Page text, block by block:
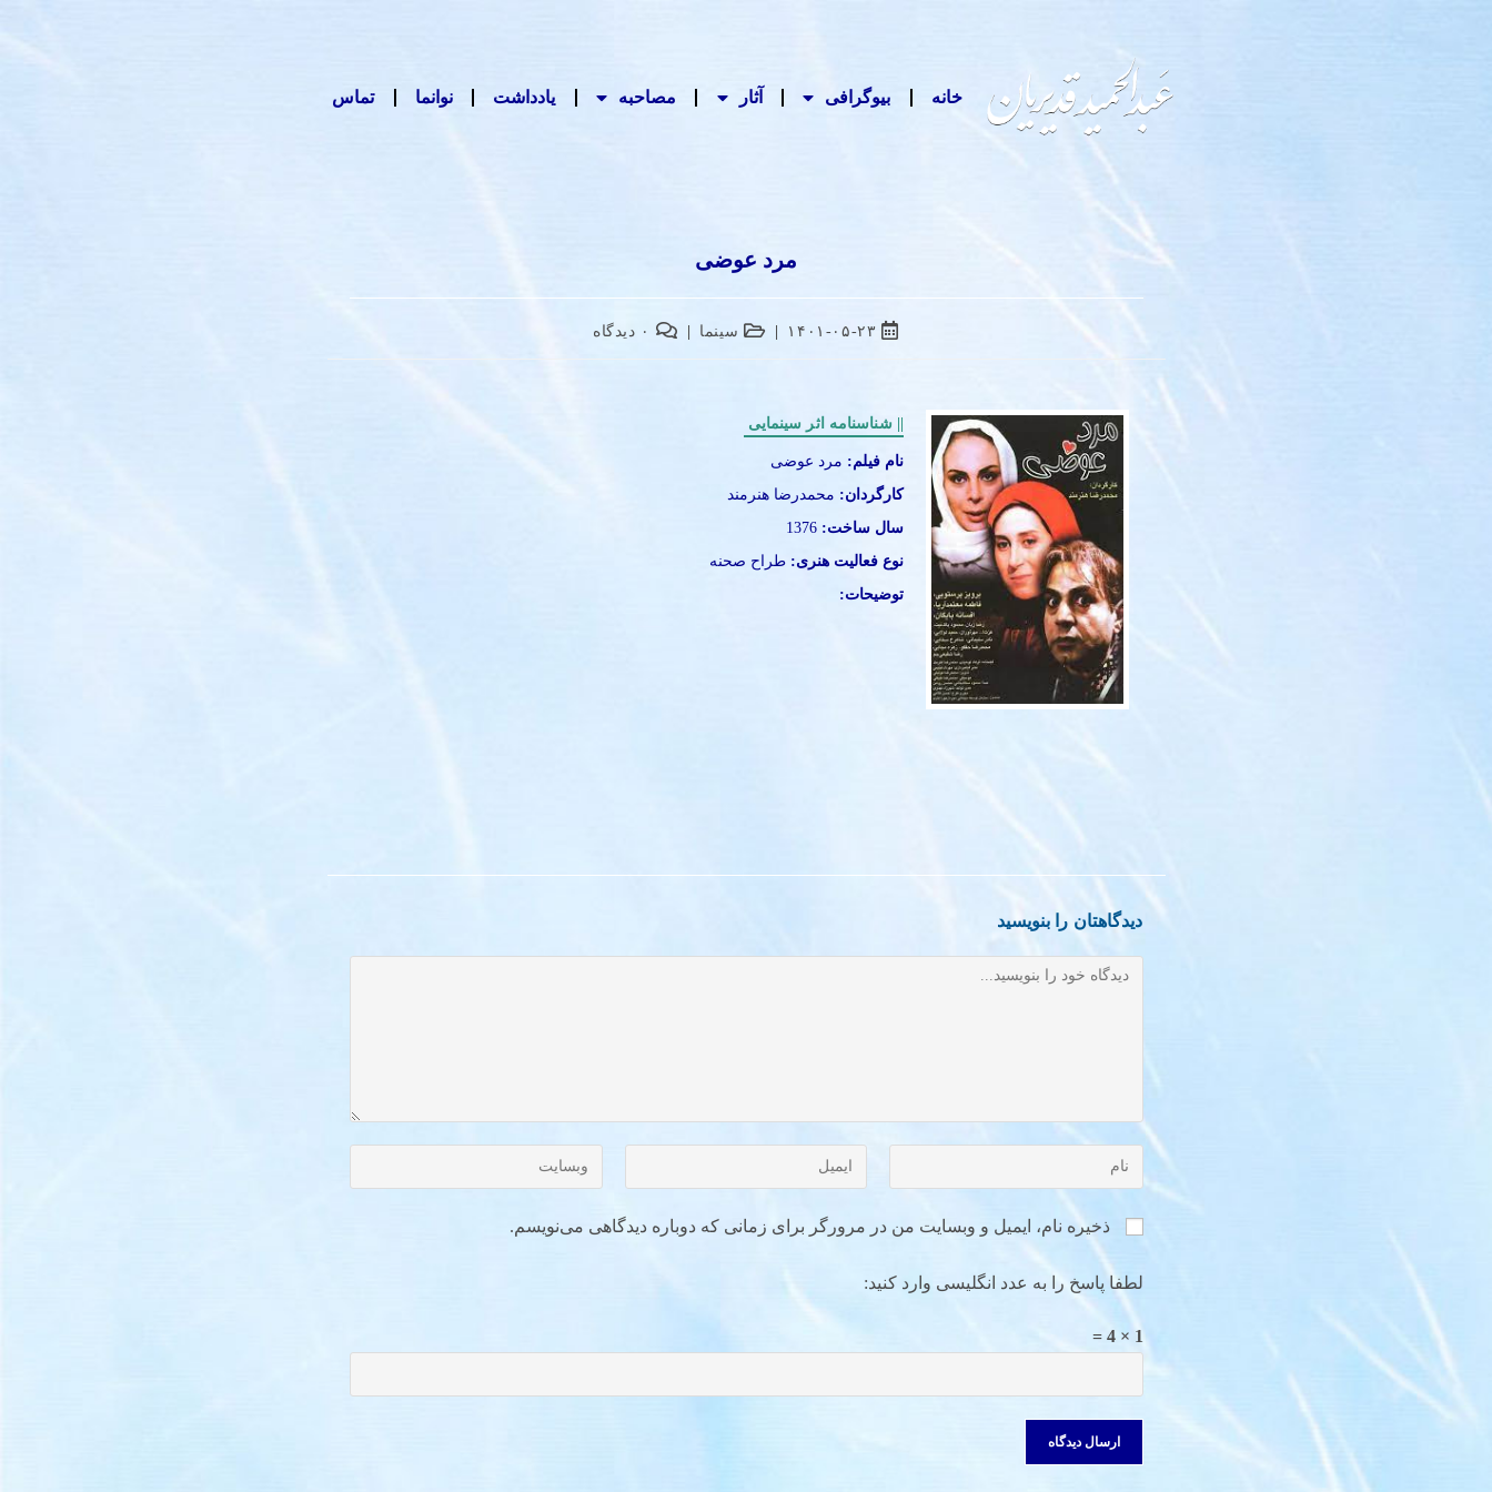
خانه بیوگرافی آثار مصاحبه‌ یادداشت‌ نوانما تماس
مرد عوضی
۱۴۰۱-۰۵-۲۳ سینما ۰ دیدگاه
|| شناسنامه اثر سینمایی
نام فیلم: مرد عوضی
کارگردان: محمدرضا هنرمند
سال ساخت:
نوع فعالیت هنری: طراح صحنه
توضیحات:
دیدگاهتان را بنویسید
ذخیره نام، ایمیل و وبسایت من در مرورگر برای زمانی که دوباره دیدگاهی می‌نویسم.
لطفا پاسخ را به عدد انگلیسی وارد کنید:
1 × 4 =